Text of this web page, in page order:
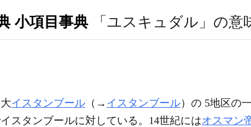
小項目事典 「ユスキュダル」の意
イスタンブール （→ イスタンブール）の 5地区の
スタンブールに対している。14世紀にはオスマン